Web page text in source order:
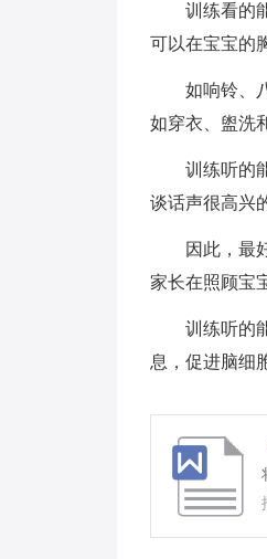
训练看的
可以在宝宝的
如响铃、
如穿衣、盥洗
训练听的
谈话声很高兴
因此，最
家长在照顾宝
训练听的
息，促进脑细